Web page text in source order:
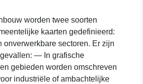
worden twee soorten
kaarten gedefinieerd:
onverwerkbare sectoren. Er zijn
— In grafische
gebieden worden omschreven
industriële of ambachtelijke